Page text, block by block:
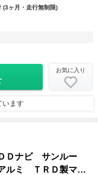
(3ヶ月・走行無制限)
お気に入り
います
Ｄナビ サンルー
ルミ ＴＲＤ製マフ